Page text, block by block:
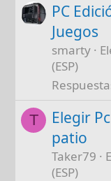
PC
Juegos
smarty
(ESP)
T
Elegir
patio
Taker79
(ESP)